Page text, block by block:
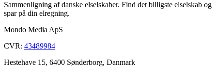
Sammenligning af danske elselskaber. Find det billigste elselskab og
spar på din elregning.
Mondo Media ApS
CVR: 43489984
Hestehave 15, 6400 Sønderborg, Danmark